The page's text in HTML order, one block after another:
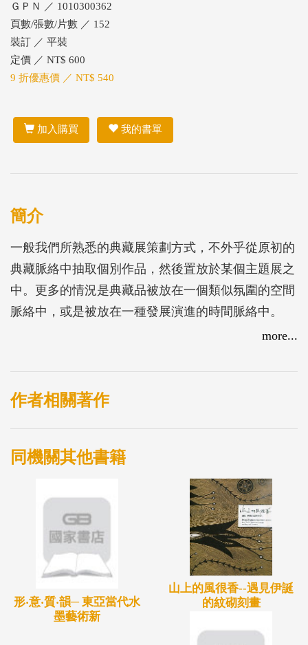
ＧＰＮ ／ 1010300362
頁數/張數/片數 ／ 152
裝訂 ／ 平裝
定價 ／ NT$ 600
9 折優惠價 ／ NT$ 540
加入購買 我的書單
簡介
一般我們所熟悉的典藏展策劃方式，不外乎從原初的
典藏脈絡中抽取個別作品，然後置放於某個主題展之
中。更多的情況是典藏品被放在一個類似氛圍的空間
脈絡中，或是被放在一種發展演進的時間脈絡中。
「斜面連結」跳脫上述單依時間或空間爬梳脈絡的策
脈絡的典藏品，以構成引人反思與奇想的條件。本館
首次提出此一實驗典藏展計畫，希冀藉由館外策展人
邀請秦雅君、王?琳、蔡明君三位年輕策展人，分別
就個人關注重點提出對本館典藏品的重新詮釋與對展
場的奇趣想像。
more...
作者相關著作
同機關其他書籍
形‧意‧質‧韻─ 東亞當代水
墨藝術新
山上的風很香--遇見伊誕
的紋砌刻畫